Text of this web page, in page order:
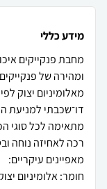
מידע כללי
מחבת פנקייקים
ומהירה של
מאלומיניום יצוק
מתאימה לכל סוגי